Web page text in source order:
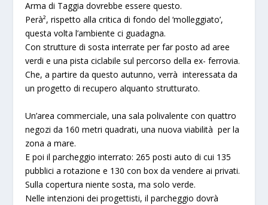
Arma di Taggia dovrebbe essere questo.
Perà², rispetto alla critica di fondo del ‘molleggiato’,
questa volta l’ambiente ci guadagna.
Con strutture di sosta interrate per far posto ad aree
verdi e una pista ciclabile sul percorso della ex- ferrovia.
Che, a partire da questo autunno, verrà interessata da
un progetto di recupero alquanto strutturato.
Un’area commerciale, una sala polivalente con quattro
negozi da 160 metri quadrati, una nuova viabilità per la
zona a mare.
E poi il parcheggio interrato: 265 posti auto di cui 135
pubblici a rotazione e 130 con box da vendere ai privati.
Sulla copertura niente sosta, ma solo verde.
Nelle intenzioni dei progettisti, il parcheggio dovrà